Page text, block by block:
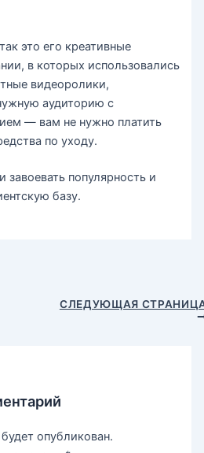
это его креативные
в которых использовались
видеоролики,
аудиторию с
— вам не нужно платить
по уходу.
популярность и
базу.
СЛЕДУЮЩАЯ
опубликован.